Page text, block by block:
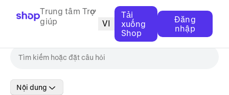
Trung tâm Trợ
giúp
VI
Tải
xuống
Shop
Đăng
nhập
Nội dung